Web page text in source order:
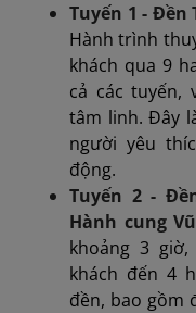
Tuyến 1 - Đền
Hành trình
khách qua 9
cả các tuyến,
tâm linh. Đây
người yêu
động.
Tuyến 2 -
Hành cung
khoảng 3
khách đến 4
đền, bao gồm